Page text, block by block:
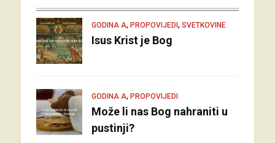
GODINA A, PROPOVIJEDI, SVETKOVINE
Isus Krist je Bog
GODINA A, PROPOVIJEDI
Može li nas Bog nahraniti u
pustinji?